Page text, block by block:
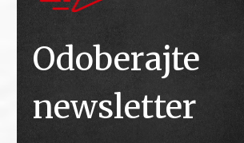
Odoberajte
newsletter